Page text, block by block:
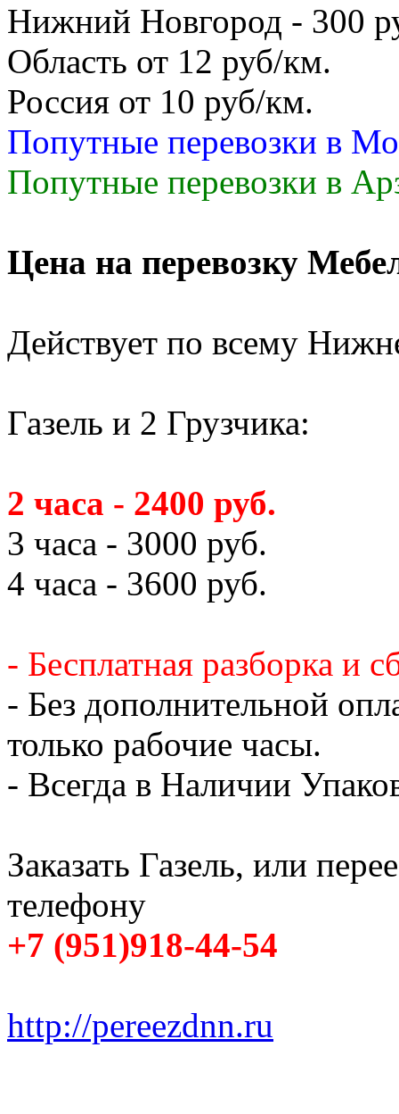
Нижний Новгород - 300
Область от 12 руб/км.
Россия от 10 руб/км.
Попутные перевозки в
Попутные перевозки в
Цена на перевозку
Действует по всему
Газель и 2 Грузчика:
2 часа - 2400 руб.
3 часа - 3000 руб.
4 часа - 3600 руб.
- Бесплатная разборка и
- Без дополнительной
только рабочие часы.
- Всегда в Наличии
Заказать Газель, или
телефону
+7 (951)918-44-54
http://pereezdnn.ru